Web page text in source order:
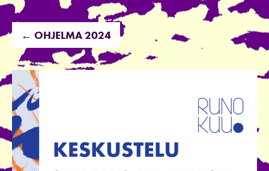
← OHJELMA 2024